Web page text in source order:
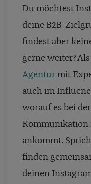
Du möchtest
deine B2B-
findest aber
gerne weiter?
Agentur mit
auch im
worauf es bei
Kommunikation
ankommt.
finden
deinen